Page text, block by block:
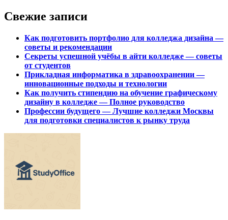
Свежие записи
Как подготовить портфолио для колледжа дизайна —
советы и рекомендации
Секреты успешной учёбы в айти колледже — советы
от студентов
Прикладная информатика в здравоохранении —
инновационные подходы и технологии
Как получить стипендию на обучение графическому
дизайну в колледже — Полное руководство
Профессии будущего — Лучшие колледжи Москвы
для подготовки специалистов к рынку труда